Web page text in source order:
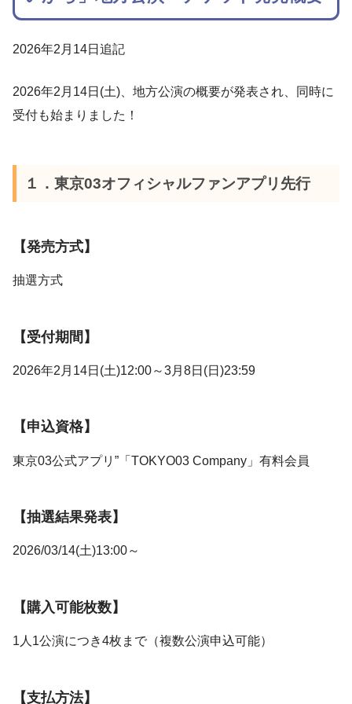
2026年2月14日追記
2026年2月14日(土)、地方公演の概要が発表され、同時に
受付も始まりました！
１．東京03オフィシャルファンアプリ先行
【発売方式】
抽選方式
【受付期間】
2026年2月14日(土)12:00～3月8日(日)23:59
【申込資格】
東京03公式アプリ”「TOKYO03 Company」有料会員
【抽選結果発表】
2026/03/14(土)13:00～
【購入可能枚数】
1人1公演につき4枚まで（複数公演申込可能）
【支払方法】